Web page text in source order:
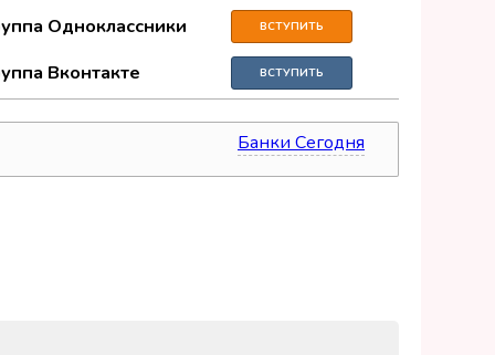
Одноклассники ВСТУПИТЬ
Вконтакте ВСТУПИТЬ
Банки Сегодня